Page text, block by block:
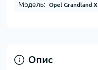
Модель: Opel Grandland
Опис